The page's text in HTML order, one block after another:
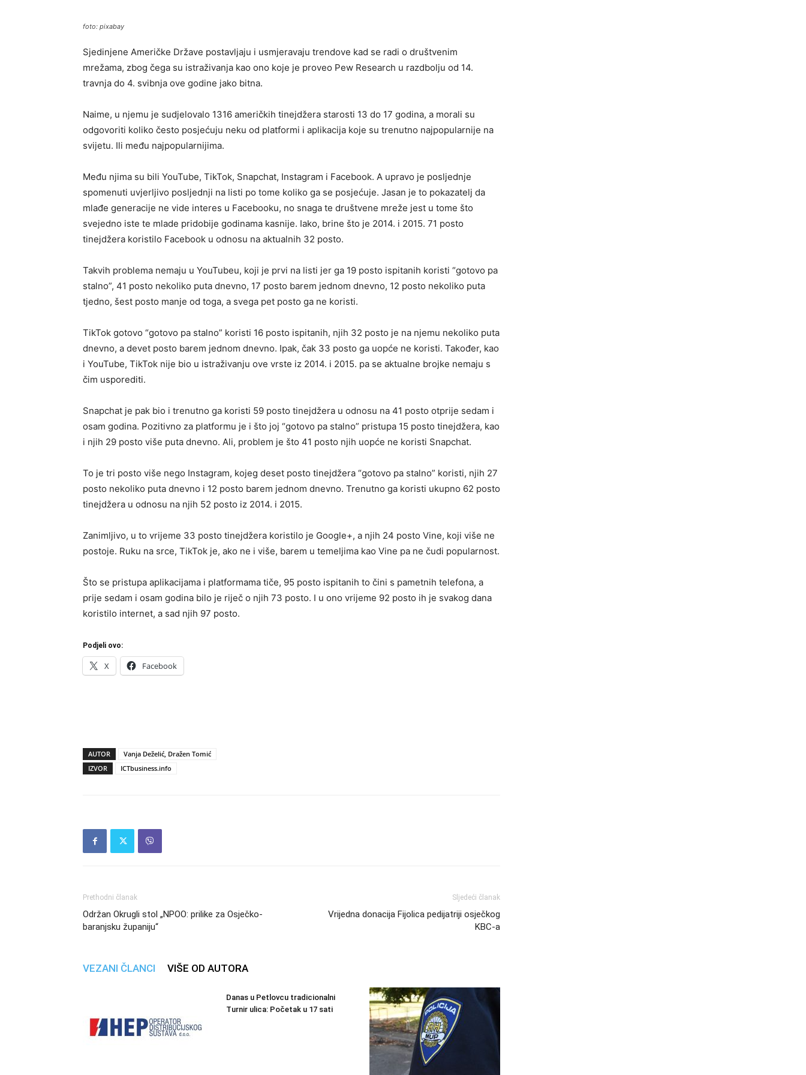
foto: pixabay
Sjedinjene Američke Države postavljaju i usmjeravaju trendove kad se radi o društvenim
mrežama, zbog čega su istraživanja kao ono koje je proveo Pew Research u razdbolju od 14.
travnja do 4. svibnja ove godine jako bitna.
Naime, u njemu je sudjelovalo 1316 američkih tinejdžera starosti 13 do 17 godina, a morali su
odgovoriti koliko često posjećuju neku od platformi i aplikacija koje su trenutno najpopularnije na
svijetu. Ili među najpopularnijima.
Među njima su bili YouTube, TikTok, Snapchat, Instagram i Facebook. A upravo je posljednje
spomenuti uvjerljivo posljednji na listi po tome koliko ga se posjećuje. Jasan je to pokazatelj da
mlađe generacije ne vide interes u Facebooku, no snaga te društvene mreže jest u tome što
svejedno iste te mlade pridobije godinama kasnije. Iako, brine što je 2014. i 2015. 71 posto
tinejdžera koristilo Facebook u odnosu na aktualnih 32 posto.
Takvih problema nemaju u YouTubeu, koji je prvi na listi jer ga 19 posto ispitanih koristi “gotovo pa
stalno”, 41 posto nekoliko puta dnevno, 17 posto barem jednom dnevno, 12 posto nekoliko puta
tjedno, šest posto manje od toga, a svega pet posto ga ne koristi.
TikTok gotovo “gotovo pa stalno” koristi 16 posto ispitanih, njih 32 posto je na njemu nekoliko puta
dnevno, a devet posto barem jednom dnevno. Ipak, čak 33 posto ga uopće ne koristi. Također, kao
i YouTube, TikTok nije bio u istraživanju ove vrste iz 2014. i 2015. pa se aktualne brojke nemaju s
čim usporediti.
Snapchat je pak bio i trenutno ga koristi 59 posto tinejdžera u odnosu na 41 posto otprije sedam i
osam godina. Pozitivno za platformu je i što joj “gotovo pa stalno” pristupa 15 posto tinejdžera, kao
i njih 29 posto više puta dnevno. Ali, problem je što 41 posto njih uopće ne koristi Snapchat.
To je tri posto više nego Instagram, kojeg deset posto tinejdžera “gotovo pa stalno” koristi, njih 27
posto nekoliko puta dnevno i 12 posto barem jednom dnevno. Trenutno ga koristi ukupno 62 posto
tinejdžera u odnosu na njih 52 posto iz 2014. i 2015.
Zanimljivo, u to vrijeme 33 posto tinejdžera koristilo je Google+, a njih 24 posto Vine, koji više ne
postoje. Ruku na srce, TikTok je, ako ne i više, barem u temeljima kao Vine pa ne čudi popularnost.
Što se pristupa aplikacijama i platformama tiče, 95 posto ispitanih to čini s pametnih telefona, a
prije sedam i osam godina bilo je riječ o njih 73 posto. I u ono vrijeme 92 posto ih je svakog dana
koristilo internet, a sad njih 97 posto.
Podjeli ovo:
X Facebook
AUTOR
Vanja Deželić, Dražen Tomić
IZVOR
ICTbusiness.info
Prethodni članak
Održan Okrugli stol „NPOO: prilike za Osječko-
baranjsku županiju“
Sljedeći članak
Vrijedna donacija Fijolica pedijatriji osječkog
KBC-a
VEZANI ČLANCI VIŠE OD AUTORA
Danas u Petlovcu tradicionalni
Turnir ulica: Početak u 17 sati